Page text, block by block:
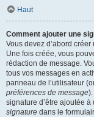
Haut
Comment ajouter une
Vous devez d’abord
Une fois créée, vous
rédaction de message.
tous vos messages en
panneau de l’utilisateur
préférences de message
signature d’être ajoutée
signature dans le